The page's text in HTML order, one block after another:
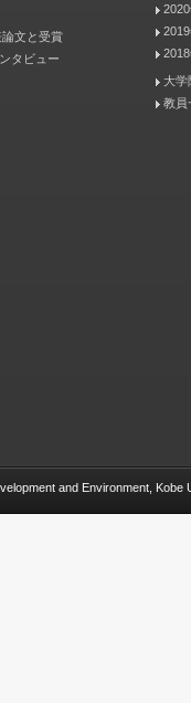
文と受賞
タビュー
大学
教員
and Environment, Kobe